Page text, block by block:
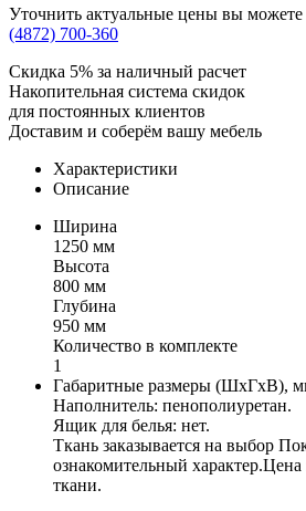
Уточнить актуальные цены вы можете
(4872) 700-360
Скидка 5% за наличный расчет
Накопительная система скидок
для постоянных клиентов
Доставим и соберём вашу мебель
Характеристики
Описание
Ширина
1250 мм
Высота
800 мм
Глубина
950 мм
Количество в комплекте
1
Габаритные размеры (ШхГхВ),
Наполнитель: пенополиуретан.
Ящик для белья: нет.
Ткань заказывается на выбор
ознакомительный характер.Цена
ткани.